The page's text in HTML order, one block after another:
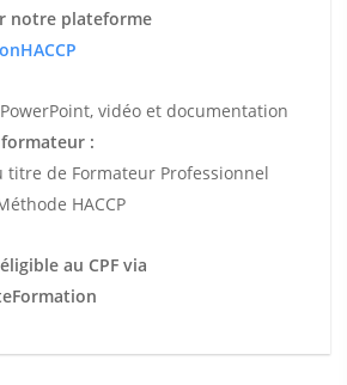
notre plateforme
PowerPoint, vidéo et documentation
:
titre de Formateur Professionnel
HACCP
au CPF via